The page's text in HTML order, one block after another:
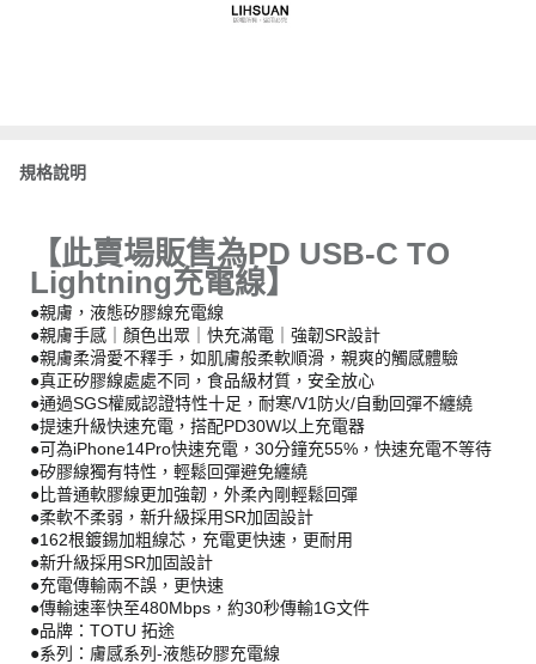
規格說明
【此賣場販售為PD USB-C TO
Lightning充電線】
●親膚，液態矽膠線充電線
●親膚手感｜顏色出眾｜快充滿電｜強韌SR設計
●親膚柔滑愛不釋手，如肌膚般柔軟順滑，親爽的觸感體驗
●真正矽膠線處處不同，食品級材質，安全放心
●通過SGS權威認證特性十足，耐寒/V1防火/自動回彈不纏繞
●提速升級快速充電，搭配PD30W以上充電器
●可為iPhone14Pro快速充電，30分鐘充55%，快速充電不等待
●矽膠線獨有特性，輕鬆回彈避免纏繞
●比普通軟膠線更加強韌，外柔內剛輕鬆回彈
●柔軟不柔弱，新升級採用SR加固設計
●162根鍍錫加粗線芯，充電更快速，更耐用
●新升級採用SR加固設計
●充電傳輸兩不誤，更快速
●傳輸速率快至480Mbps，約30秒傳輸1G文件
●品牌：TOTU 拓途
●系列：膚感系列-液態矽膠充電線